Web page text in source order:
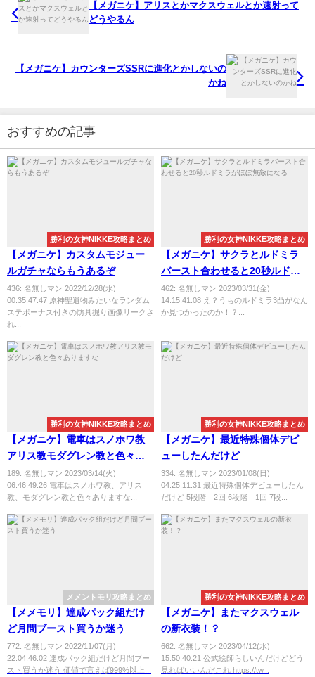
【メガニケ】アリスとかマクスウェルとか速射って
どうやるん
【メガニケ】カウンターズSSRに進化とかしないの
かね
おすすめの記事
勝利の女神NIKKE攻略まとめ
【メガニケ】カスタムモジュー
ルガチャならもうあるぞ
436: 名無しマン 2022/12/28(水)
00:35:47.47 原神聖遺物みたいなランダム
ステボーナス付きの防具掘り画像リークさ
れ...
勝利の女神NIKKE攻略まとめ
【メガニケ】サクラとルドミラ
バースト合わせると20秒ルドミ
ラがほぼ無敵になる
462: 名無しマン 2023/03/31(金)
14:15:41.08 え？うちのルドミラ3凸がなん
か見つかったのか！？...
勝利の女神NIKKE攻略まとめ
【メガニケ】電車はスノホワ教
アリス教モダグレン教と色々あ
りますな
189: 名無しマン 2023/03/14(火)
06:46:49.26 電車はスノホワ教、アリス
教、モダグレン教と色々ありますな...
勝利の女神NIKKE攻略まとめ
【メガニケ】最近特殊個体デビ
ューしたんだけど
334: 名無しマン 2023/01/08(日)
04:25:11.31 最近特殊個体デビューしたん
だけど 5段階 2回 6段階 1回 7段...
メメントモリ攻略まとめ
【メメモリ】達成パック組だけ
ど月間ブースト買うか迷う
772: 名無しマン 2022/11/07(月)
22:04:46.02 達成パック組だけど月間ブー
スト買うか迷う 価値で言えば999%以上...
勝利の女神NIKKE攻略まとめ
【メガニケ】またマクスウェル
の新衣装！？
662: 名無しマン 2023/04/12(水)
15:50:40.21 公式絵師らしいんだけどどう
見ればいいんだこれ https://tw...